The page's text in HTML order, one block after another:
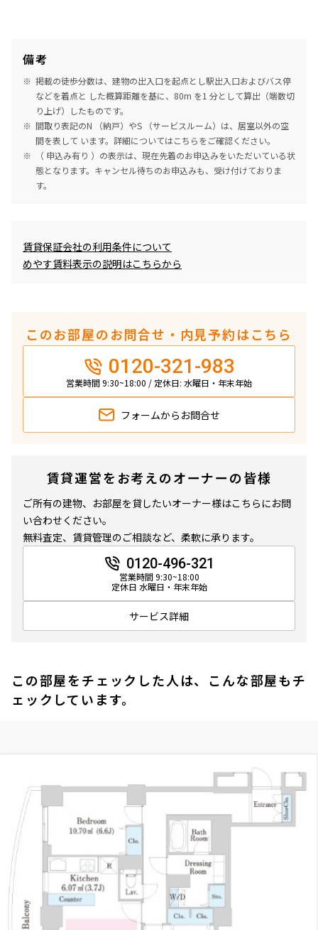
備考
掲載の徒歩分数は、建物の出入口を起点とし駅出入口およびバス停
などを着点と した概算距離を基に、80m を1 分として算出（端数切
り上げ）したものです。
間取り表記のN （納戸）やS （サービスルーム）は、居室以外の空
間を表して います。詳細についてはこちらをご確認ください。
（ 申込み有り ）の表示は、現在先着のお申込みをいただいている状
態となります。キャンセル待ちのお申込みも、受け付けておりま
す。
賃貸保証会社の利用条件について
めやす賃料表示の説明はこちらから
このお部屋のお問合せ・内見予約はこちら
0120-321-983
営業時間 9:30~18:00 / 定休日: 水曜日・年末年始
フォームから お問合せ
賃貸運営をお考えのオーナーの皆様
ご所有の建物、お部屋を貸したいオーナー様はこちらにお問
い合わせください。
無料査定、賃貸管理のご相談など、柔軟に承ります。
0120-496-321
営業時間 9:30~18:00
定休日 水曜日・年末年始
サービス詳細
この部屋をチェックした人は、こんな部屋もチ
ェックしています。